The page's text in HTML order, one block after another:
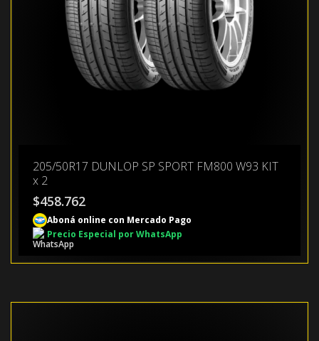
205/50R17 DUNLOP SP SPORT FM800 W93 KIT
x 2
$458.762
Aboná online con Mercado Pago
Precio Especial por WhatsApp